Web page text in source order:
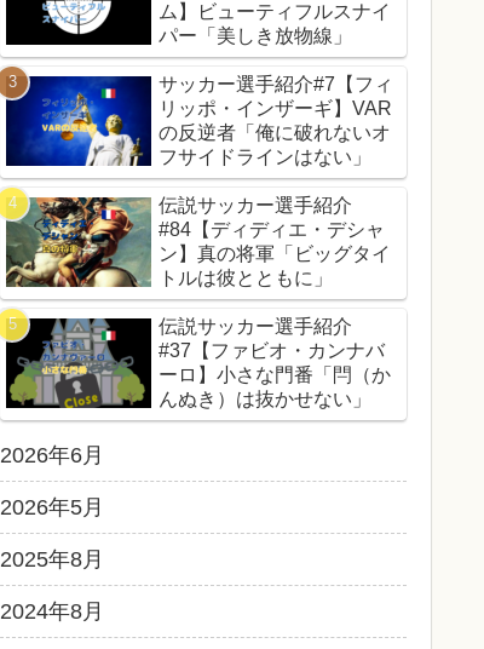
ム】ビューティフルスナイ
パー「美しき放物線」
サッカー選手紹介#7【フィ
リッポ・インザーギ】VAR
の反逆者「俺に破れないオ
フサイドラインはない」
伝説サッカー選手紹介
#84【ディディエ・デシャ
ン】真の将軍「ビッグタイ
トルは彼とともに」
伝説サッカー選手紹介
#37【ファビオ・カンナバ
ーロ】小さな門番「閂（か
んぬき）は抜かせない」
2026年6月
2026年5月
2025年8月
2024年8月